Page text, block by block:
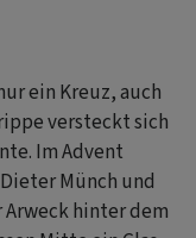
ein Kreuz, auch
versteckt sich
Im Advent
Münch und
Arweck hinter dem